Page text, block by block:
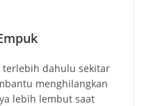
terlebih dahulu sekitar
menghilangkan
lebih lembut saat